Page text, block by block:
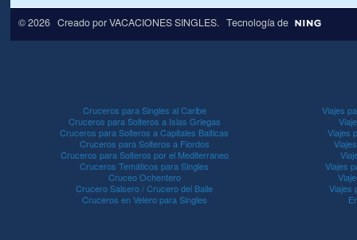
© 2026 Creado porVACACIONES SINGLES. Tecnología de
Cruceros para Singles al Caribe
Cruceros para Solteros a Islas Griegas
Cruceros para Solteros a Capitales Balticas
Cruceros para Solteros a Fiordos
Cruceros para Solteros por el Mediterraneo
Cruceros Temáticos para Singles
Cruceo Ochentero
Crucero Salsero / Crucero del Baile
Cruceros en Velero para Singles
Viajes
Viajes
Viajes
Viajes